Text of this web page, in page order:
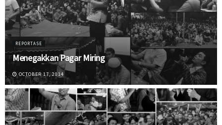
REPORTASE
Menegakkan Pagar Miring
OCTOBER 17, 2014